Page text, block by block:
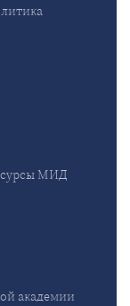
МИД
академии